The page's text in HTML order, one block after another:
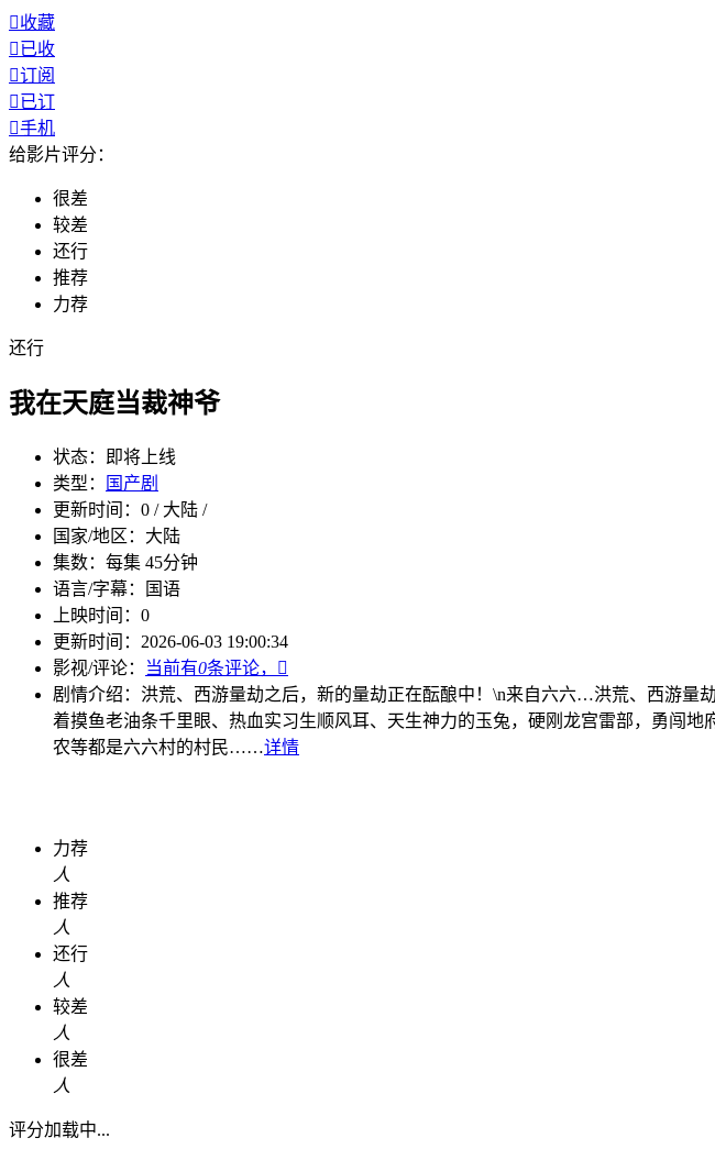
收藏
已收
订阅
已订
手机
给影片评分：
很差
较差
还行
推荐
力荐
还行
我在天庭当裁神爷
状态：
即将上线
类型：
国产剧
更新时间： 0 / 大陆 /
国家/地区： 大陆
集数： 每集 45分钟
语言/字幕：
国语
上映时间： 0
更新时间： 2026-06-03 19:00:34
影视/评论：
当前有0条评论，

剧情介绍： 洪荒、西游量劫之后，新的量劫正在酝酿中！\n来自六六…洪荒、西游量
着摸鱼老油条千里眼、热血实习生顺风耳、天生神力的玉兔，硬刚龙宫雷部，勇闯
农等都是六六村的村民……详情
力荐
人
推荐
人
还行
人
较差
人
很差
人
评分加载中...